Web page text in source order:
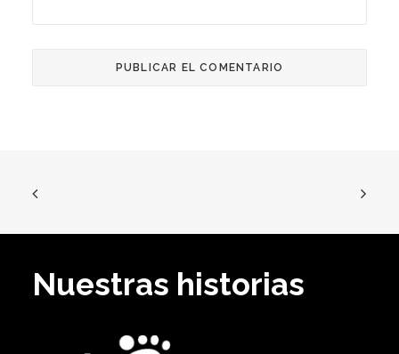
Nuestras historias